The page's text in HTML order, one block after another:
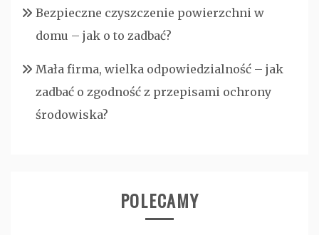
Bezpieczne czyszczenie powierzchni w
domu – jak o to zadbać?
Mała firma, wielka odpowiedzialność – jak
zadbać o zgodność z przepisami ochrony
środowiska?
POLECAMY